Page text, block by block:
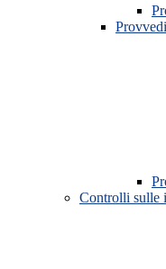
Controlli sulle